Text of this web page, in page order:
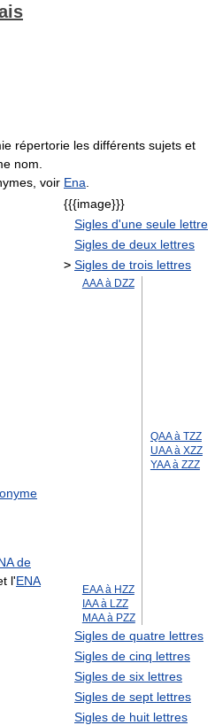
répertorie les différents sujets et
nom.
voir Ena
{{{image}}}
Sigles d'une seule lettre
Sigles de deux lettres
> Sigles de trois lettres
AAA à DZZ
EAA à HZZ
IAA à LZZ
MAA à PZZ
QAA à TZZ
UAA à XZZ
YAA à ZZZ
Sigles de quatre lettres
Sigles de cinq lettres
Sigles de six lettres
Sigles de sept lettres
Sigles de huit lettres
de
l'ENA